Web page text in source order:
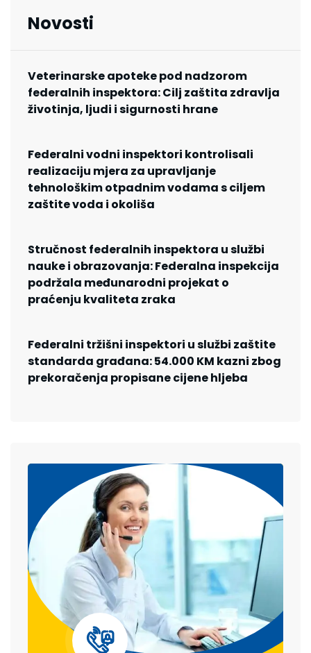
Novosti
Veterinarske apoteke pod nadzorom
federalnih inspektora: Cilj zaštita zdravlja
životinja, ljudi i sigurnosti hrane
Federalni vodni inspektori kontrolisali
realizaciju mjera za upravljanje
tehnološkim otpadnim vodama s ciljem
zaštite voda i okoliša
Stručnost federalnih inspektora u službi
nauke i obrazovanja: Federalna inspekcija
podržala međunarodni projekat o
praćenju kvaliteta zraka
Federalni tržišni inspektori u službi zaštite
standarda građana: 54.000 KM kazni zbog
prekoračenja propisane cijene hljeba